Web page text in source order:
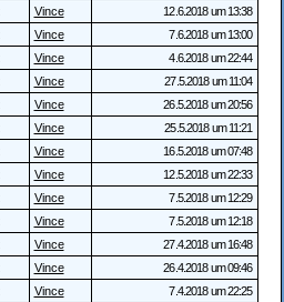
Vince
12.6.2018 um 13:38
Vince
7.6.2018 um 13:00
Vince
4.6.2018 um 22:44
Vince
27.5.2018 um 11:04
Vince
26.5.2018 um 20:56
Vince
25.5.2018 um 11:21
Vince
16.5.2018 um 07:48
Vince
12.5.2018 um 22:33
Vince
7.5.2018 um 12:29
Vince
7.5.2018 um 12:18
Vince
27.4.2018 um 16:48
Vince
26.4.2018 um 09:46
Vince
7.4.2018 um 22:25